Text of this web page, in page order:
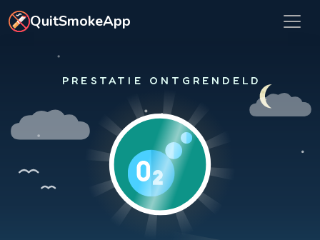
Ga naar hoofdinhoud
QuitSmokeApp
PRESTATIE ONTGRENDELD